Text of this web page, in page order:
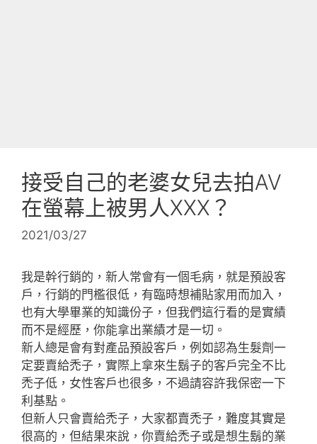
接受自己的老婆女兒去拍AV
在螢幕上被男人XXX？
2021/03/27
我是幹行銷的，新人常會有一個毛病，就是預設客
戶，行銷的門檻很低，有臨時想補貼家用而加入，
也有大學畢業的知識份子，但我們這行看的是實績
而不是經歷，你能拿出業績才是一切。
新人總是會有對產品預設客戶，例如認為生髮劑一
定要賣給禿子，實際上拿來生鬍子的客戶完全不比
禿子低，女性客戶也很多，不過請容許我保密一下
利基點。
但新人只會賣給禿子，大家都賣禿子，難度其實是
很高的，但結果來說，你賣給禿子或是想生鬍的業